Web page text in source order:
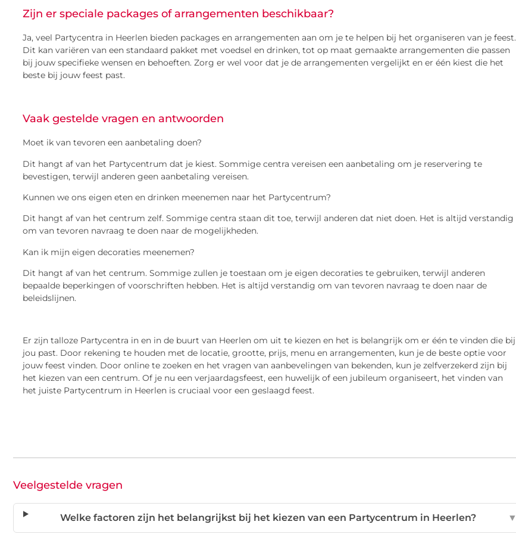
Zijn er speciale packages of arrangementen beschikbaar?
Ja, veel Partycentra in Heerlen bieden packages en arrangementen aan om je te helpen bij het organiseren van je feest.
Dit kan variëren van een standaard pakket met voedsel en drinken, tot op maat gemaakte arrangementen die passen
bij jouw specifieke wensen en behoeften. Zorg er wel voor dat je de arrangementen vergelijkt en er één kiest die het
beste bij jouw feest past.
Vaak gestelde vragen en antwoorden
Moet ik van tevoren een aanbetaling doen?
Dit hangt af van het Partycentrum dat je kiest. Sommige centra vereisen een aanbetaling om je reservering te
bevestigen, terwijl anderen geen aanbetaling vereisen.
Kunnen we ons eigen eten en drinken meenemen naar het Partycentrum?
Dit hangt af van het centrum zelf. Sommige centra staan dit toe, terwijl anderen dat niet doen. Het is altijd verstandig
om van tevoren navraag te doen naar de mogelijkheden.
Kan ik mijn eigen decoraties meenemen?
Dit hangt af van het centrum. Sommige zullen je toestaan om je eigen decoraties te gebruiken, terwijl anderen
bepaalde beperkingen of voorschriften hebben. Het is altijd verstandig om van tevoren navraag te doen naar de
beleidslijnen.
Er zijn talloze Partycentra in en in de buurt van Heerlen om uit te kiezen en het is belangrijk om er één te vinden die bij
jou past. Door rekening te houden met de locatie, grootte, prijs, menu en arrangementen, kun je de beste optie voor
jouw feest vinden. Door online te zoeken en het vragen van aanbevelingen van bekenden, kun je zelfverzekerd zijn bij
het kiezen van een centrum. Of je nu een verjaardagsfeest, een huwelijk of een jubileum organiseert, het vinden van
het juiste Partycentrum in Heerlen is cruciaal voor een geslaagd feest.
Veelgestelde vragen
Welke factoren zijn het belangrijkst bij het kiezen van een Partycentrum in Heerlen? ▼